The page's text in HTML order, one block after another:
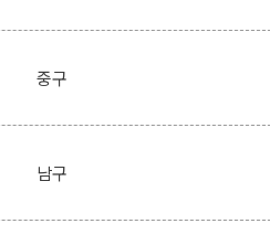
중구
남구